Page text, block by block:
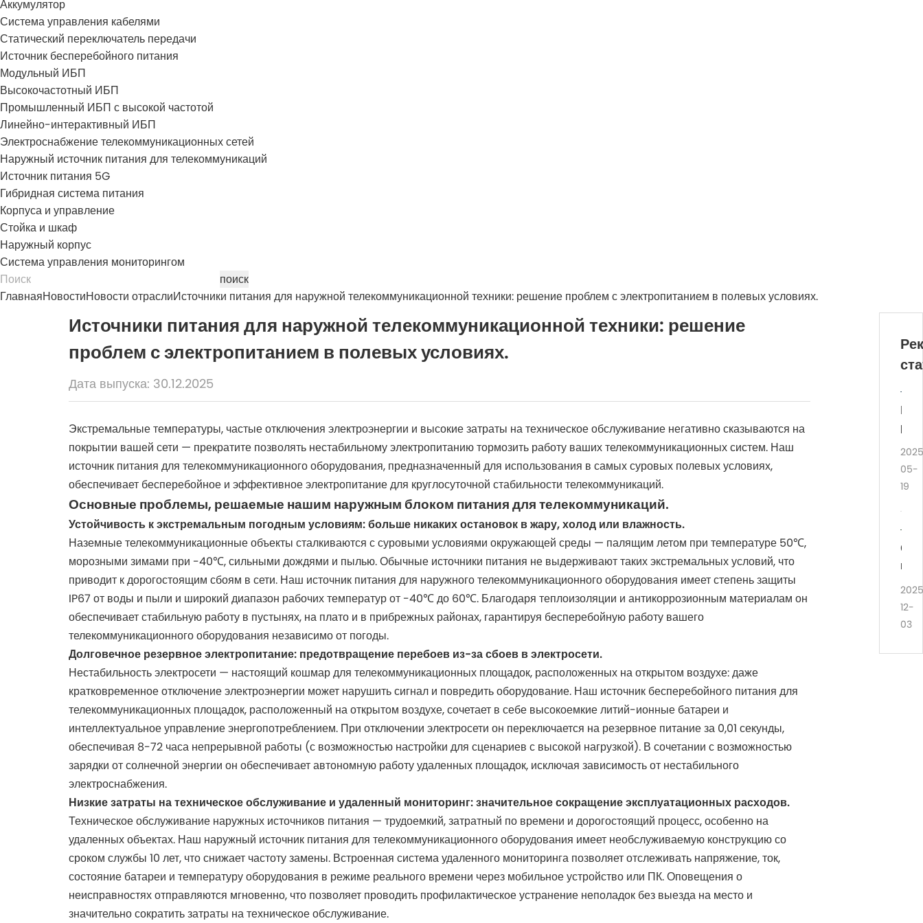
Аккумулятор
Система управления кабелями
Статический переключатель передачи
Источник бесперебойного питания
Модульный ИБП
Высокочастотный ИБП
Промышленный ИБП с высокой частотой
Линейно-интерактивный ИБП
Электроснабжение телекоммуникационных сетей
Наружный источник питания для телекоммуникаций
Источник питания 5G
Гибридная система питания
Корпуса и управление
Стойка и шкаф
Наружный корпус
Система управления мониторингом
ГлавнаяНовостиНовости отраслиИсточники питания для наружной телекоммуникационной техники: решение проблем с электропитанием в полевых условиях.
Источники питания для наружной телекоммуникационной техники: решение
проблем с электропитанием в полевых условиях.
Дата выпуска: 30.12.2025
Экстремальные температуры, частые отключения электроэнергии и высокие затраты на техническое обслуживание негативно сказываются на
покрытии вашей сети — прекратите позволять нестабильному электропитанию тормозить работу ваших телекоммуникационных систем. Наш
источник питания для телекоммуникационного оборудования, предназначенный для использования в самых суровых полевых условиях,
обеспечивает бесперебойное и эффективное электропитание для круглосуточной стабильности телекоммуникаций.
Основные проблемы, решаемые нашим наружным блоком питания для телекоммуникаций.
Устойчивость к экстремальным погодным условиям: больше никаких остановок в жару, холод или влажность.
Наземные телекоммуникационные объекты сталкиваются с суровыми условиями окружающей среды — палящим летом при температуре 50℃,
морозными зимами при -40℃, сильными дождями и пылью. Обычные источники питания не выдерживают таких экстремальных условий, что
приводит к дорогостоящим сбоям в сети. Наш источник питания для наружного телекоммуникационного оборудования имеет степень защиты
IP67 от воды и пыли и широкий диапазон рабочих температур от -40℃ до 60℃. Благодаря теплоизоляции и антикоррозионным материалам он
обеспечивает стабильную работу в пустынях, на плато и в прибрежных районах, гарантируя бесперебойную работу вашего
телекоммуникационного оборудования независимо от погоды.
Долговечное резервное электропитание: предотвращение перебоев из-за сбоев в электросети.
Нестабильность электросети — настоящий кошмар для телекоммуникационных площадок, расположенных на открытом воздухе: даже
кратковременное отключение электроэнергии может нарушить сигнал и повредить оборудование. Наш источник бесперебойного питания для
телекоммуникационных площадок, расположенный на открытом воздухе, сочетает в себе высокоемкие литий-ионные батареи и
интеллектуальное управление энергопотреблением. При отключении электросети он переключается на резервное питание за 0,01 секунды,
обеспечивая 8-72 часа непрерывной работы (с возможностью настройки для сценариев с высокой нагрузкой). В сочетании с возможностью
зарядки от солнечной энергии он обеспечивает автономную работу удаленных площадок, исключая зависимость от нестабильного
электроснабжения.
Низкие затраты на техническое обслуживание и удаленный мониторинг: значительное сокращение эксплуатационных расходов.
Техническое обслуживание наружных источников питания — трудоемкий, затратный по времени и дорогостоящий процесс, особенно на
удаленных объектах. Наш наружный источник питания для телекоммуникационного оборудования имеет необслуживаемую конструкцию со
сроком службы 10 лет, что снижает частоту замены. Встроенная система удаленного мониторинга позволяет отслеживать напряжение, ток,
состояние батареи и температуру оборудования в режиме реального времени через мобильное устройство или ПК. Оповещения о
неисправностях отправляются мгновенно, что позволяет проводить профилактическое устранение неполадок без выезда на место и
значительно сократить затраты на техническое обслуживание.
по
и
по
05-
19
по
12-
03